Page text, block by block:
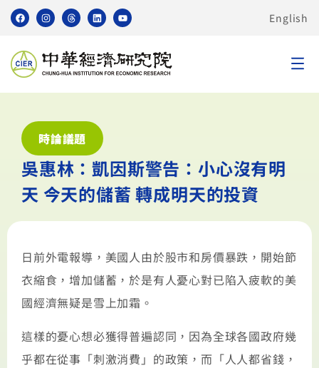
English
時論議題
吳惠林：凱因斯警告：小心沒有明
天 今天的儲蓄 轉成明天的投資
日前外電報導，美國人由於股市和房價暴跌，開始節
衣縮食，增加儲蓄，於是有人憂心對已陷入疲軟的美
國經濟無疑是雪上加霜。
這樣的憂心想必獲得普遍認同，因為全球各國政府幾
乎都在從事「刺激消費」的政策，而「人人都省錢，